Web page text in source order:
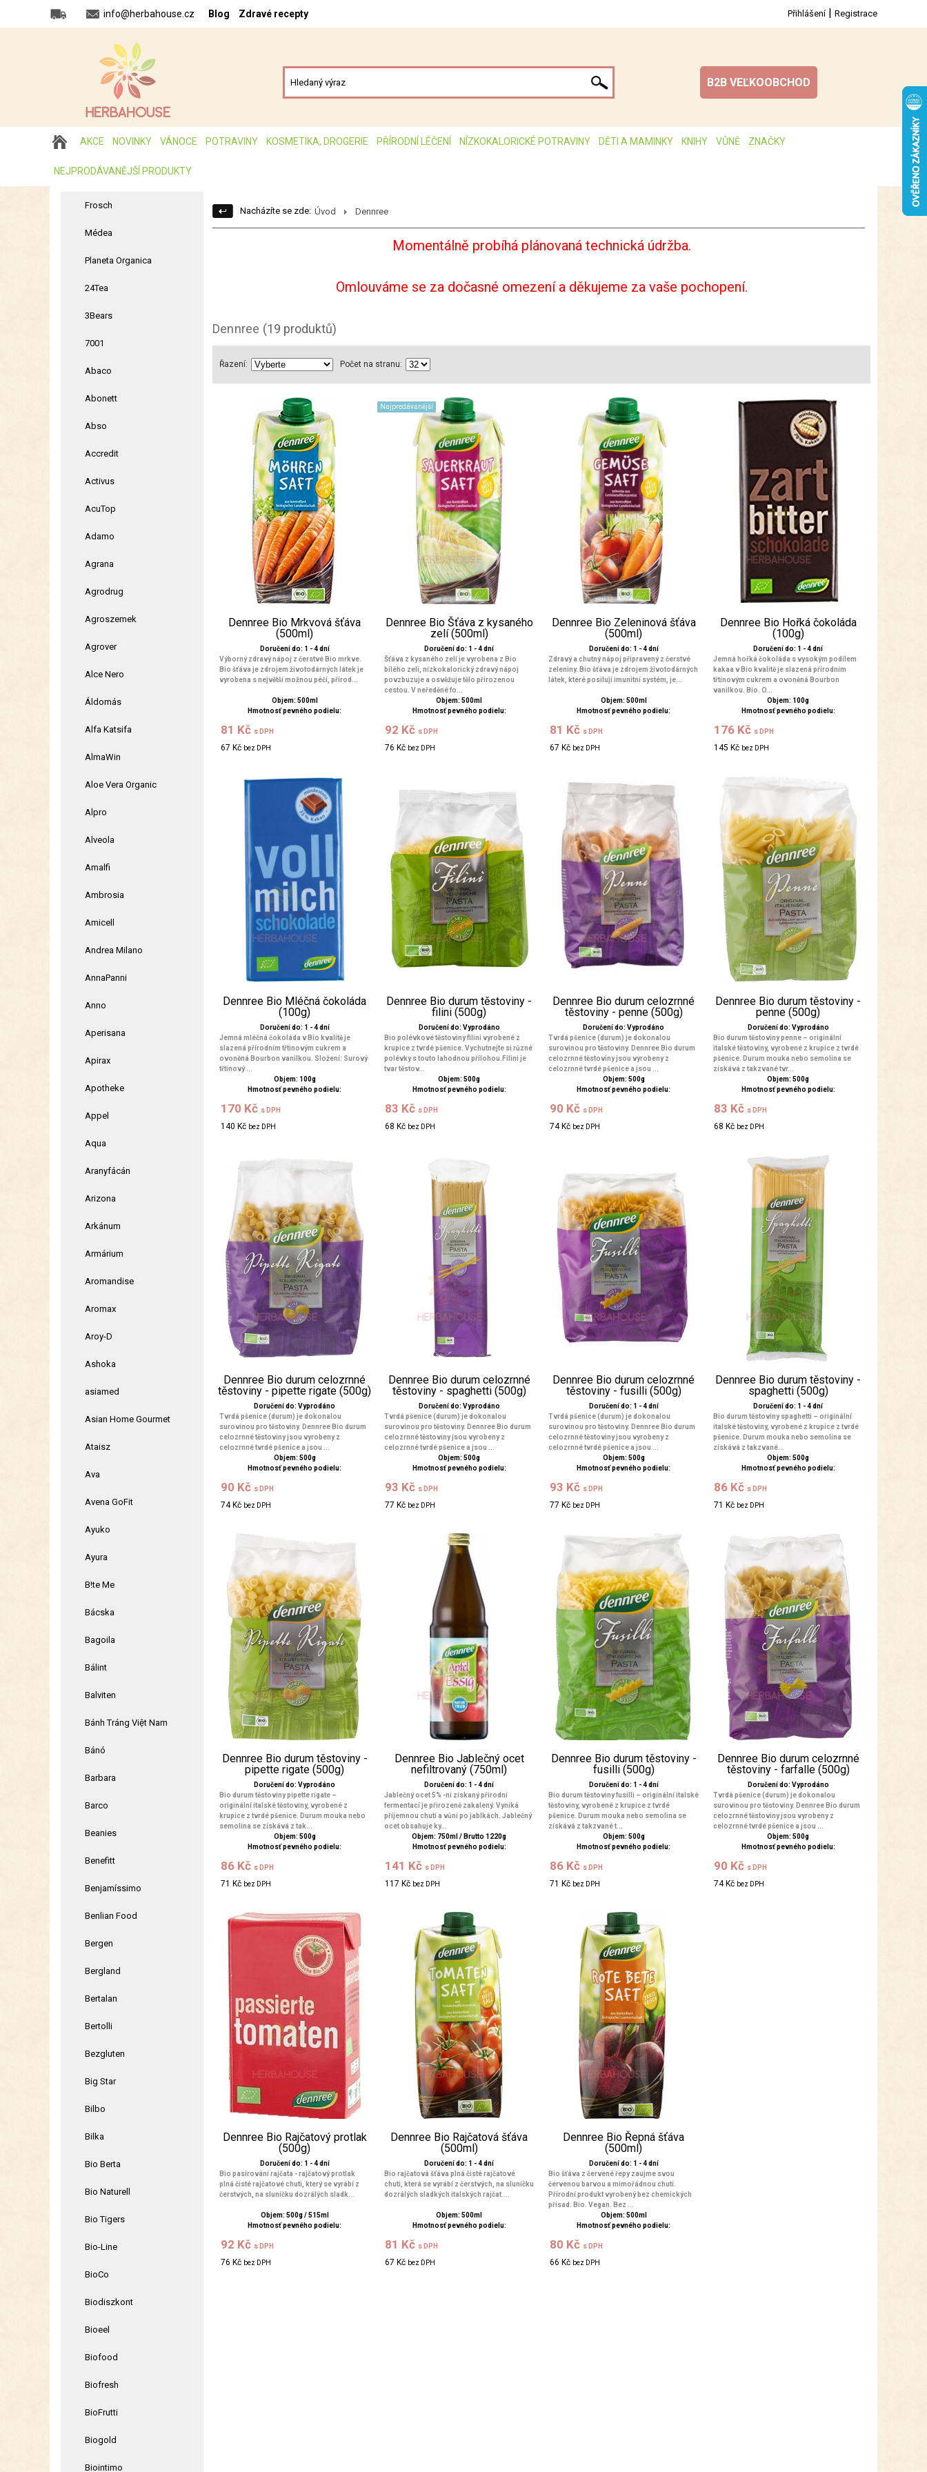
info@herbahouse.cz Blog Zdravé recepty Přihlášení| Registrace
B2B VEĽKOOBCHOD
AKCE NOVINKY VÁNOCE POTRAVINY KOSMETIKA, DROGERIE PŘÍRODNÍ LÉČENÍ NÍZKOKALORICKÉ POTRAVINY DĚTI A MAMINKY KNIHY VŮNĚ ZNAČKY
NEJPRODÁVANĚJŠÍ PRODUKTY
Frosch
Médea
Planeta Organica
24Tea
3Bears
7001
Abaco
Abonett
Abso
Accredit
Activus
AcuTop
Adamo
Agrana
Agrodrug
Agroszemek
Agrover
Alce Nero
Áldomás
Alfa Katsifa
AlmaWin
Aloe Vera Organic
Alpro
Alveola
Amalfi
Ambrosia
Amicell
Andrea Milano
AnnaPanni
Anno
Aperisana
Apirax
Apotheke
Appel
Aqua
Aranyfácán
Arizona
Arkánum
Armárium
Aromandise
Aromax
Aroy-D
Ashoka
asiamed
Asian Home Gourmet
Ataisz
Ava
Avena GoFit
Ayuko
Ayura
B!te Me
Bácska
Bagoila
Bálint
Balviten
Bánh Tráng Việt Nam
Bánó
Barbara
Barco
Beanies
Benefitt
Benjamíssimo
Benlian Food
Bergen
Bergland
Bertalan
Bertolli
Bezgluten
Big Star
Bilbo
Bilka
Bio Berta
Bio Naturell
Bio Tigers
Bio-Line
BioCo
Biodiszkont
Bioeel
Biofood
Biofresh
BioFrutti
Biogold
Biointimo
Nacházíte se zde: Úvod Dennree
Momentálně probíhá plánovaná technická údržba.
Omlouváme se za dočasné omezení a děkujeme za vaše pochopení.
Dennree (19 produktů)
Řazení: Počet na stranu:
Dennree Bio Mrkvová šťáva
(500ml)
Doručení do: 1 - 4 dní
Výborný zdravý nápoj z čerstvé Bio mrkve.
Bio šťáva je zdrojem životodárných látek je
vyrobena s největší možnou péčí, přírod...
Objem: 500ml
Hmotnosť pevného podielu:
81 Kč s DPH
67 Kč bez DPH
Najpredávanější
Dennree Bio Šťáva z kysaného
zelí (500ml)
Doručení do: 1 - 4 dní
Šťáva z kysaného zelí je vyrobena z Bio
bílého zelí, nízkokalorický zdravý nápoj
povzbuzuje a osvěžuje tělo přirozenou
cestou. V neředěné fo...
Objem: 500ml
Hmotnosť pevného podielu:
92 Kč s DPH
76 Kč bez DPH
Dennree Bio Zeleninová šťáva
(500ml)
Doručení do: 1 - 4 dní
Zdravý a chutný nápoj připravený z čerstvé
zeleniny. Bio šťáva je zdrojem životodárných
látek, které posilují imunitní systém, je...
Objem: 500ml
Hmotnosť pevného podielu:
81 Kč s DPH
67 Kč bez DPH
Dennree Bio Hořká čokoláda
(100g)
Doručení do: 1 - 4 dní
Jemná hořká čokoláda s vysokým podílem
kakaa v Bio kvalitě je slazená přírodním
třtinovým cukrem a ovoněná Bourbon
vanilkou. Bio. O...
Objem: 100g
Hmotnosť pevného podielu:
176 Kč s DPH
145 Kč bez DPH
Dennree Bio Mléčná čokoláda
(100g)
Doručení do: 1 - 4 dní
Jemná mléčná čokoláda v Bio kvalitě je
slazená přírodním třtinovým cukrem a
ovoněná Bourbon vanilkou. Složení: Surový
třtinový ...
Objem: 100g
Hmotnosť pevného podielu:
170 Kč s DPH
140 Kč bez DPH
Dennree Bio durum těstoviny -
filini (500g)
Doručení do: Vyprodáno
Bio polévkové těstoviny filini vyrobené z
krupice z tvrdé pšenice. Vychutnejte si různé
polévky s touto lahodnou přílohou.Filini je
tvar těstov...
Objem: 500g
Hmotnosť pevného podielu:
83 Kč s DPH
68 Kč bez DPH
Dennree Bio durum celozrnné
těstoviny - penne (500g)
Doručení do: Vyprodáno
Tvrdá pšenice (durum) je dokonalou
surovinou pro těstoviny. Dennree Bio durum
celozrnné těstoviny jsou vyrobeny z
celozrnné tvrdé pšenice a jsou ...
Objem: 500g
Hmotnosť pevného podielu:
90 Kč s DPH
74 Kč bez DPH
Dennree Bio durum těstoviny -
penne (500g)
Doručení do: Vyprodáno
Bio durum těstoviny penne – originální
italské těstoviny, vyrobené z krupice z tvrdé
pšenice. Durum mouka nebo semolina se
získává z takzvané tvr...
Objem: 500g
Hmotnosť pevného podielu:
83 Kč s DPH
68 Kč bez DPH
Dennree Bio durum celozrnné
těstoviny - pipette rigate (500g)
Doručení do: Vyprodáno
Tvrdá pšenice (durum) je dokonalou
surovinou pro těstoviny. Dennree Bio durum
celozrnné těstoviny jsou vyrobeny z
celozrnné tvrdé pšenice a jsou ...
Objem: 500g
Hmotnosť pevného podielu:
90 Kč s DPH
74 Kč bez DPH
Dennree Bio durum celozrnné
těstoviny - spaghetti (500g)
Doručení do: Vyprodáno
Tvrdá pšenice (durum) je dokonalou
surovinou pro těstoviny. Dennree Bio durum
celozrnné těstoviny jsou vyrobeny z
celozrnné tvrdé pšenice a jsou ...
Objem: 500g
Hmotnosť pevného podielu:
93 Kč s DPH
77 Kč bez DPH
Dennree Bio durum celozrnné
těstoviny - fusilli (500g)
Doručení do: 1 - 4 dní
Tvrdá pšenice (durum) je dokonalou
surovinou pro těstoviny. Dennree Bio durum
celozrnné těstoviny jsou vyrobeny z
celozrnné tvrdé pšenice a jsou ...
Objem: 500g
Hmotnosť pevného podielu:
93 Kč s DPH
77 Kč bez DPH
Dennree Bio durum těstoviny -
spaghetti (500g)
Doručení do: 1 - 4 dní
Bio durum těstoviny spaghetti – originální
italské těstoviny, vyrobené z krupice z tvrdé
pšenice. Durum mouka nebo semolina se
získává z takzvané...
Objem: 500g
Hmotnosť pevného podielu:
86 Kč s DPH
71 Kč bez DPH
Dennree Bio durum těstoviny -
pipette rigate (500g)
Doručení do: Vyprodáno
Bio durum těstoviny pipette rigate –
originální italské těstoviny, vyrobené z
krupice z tvrdé pšenice. Durum mouka nebo
semolina se získává z tak...
Objem: 500g
Hmotnosť pevného podielu:
86 Kč s DPH
71 Kč bez DPH
Dennree Bio Jablečný ocet
nefiltrovaný (750ml)
Doručení do: 1 - 4 dní
Jablečný ocet 5% -ní získaný přírodní
fermentací je přirozeně zakalený. Vyniká
příjemnou chutí a vůní po jablkách. Jablečný
ocet obsahuje ky...
Objem: 750ml / Brutto 1220g
Hmotnosť pevného podielu:
141 Kč s DPH
117 Kč bez DPH
Dennree Bio durum těstoviny -
fusilli (500g)
Doručení do: 1 - 4 dní
Bio durum těstoviny fusilli – originální italské
těstoviny, vyrobené z krupice z tvrdé
pšenice. Durum mouka nebo semolina se
získává z takzvané t...
Objem: 500g
Hmotnosť pevného podielu:
86 Kč s DPH
71 Kč bez DPH
Dennree Bio durum celozrnné
těstoviny - farfalle (500g)
Doručení do: Vyprodáno
Tvrdá pšenice (durum) je dokonalou
surovinou pro těstoviny. Dennree Bio durum
celozrnné těstoviny jsou vyrobeny z
celozrnné tvrdé pšenice a jsou ...
Objem: 500g
Hmotnosť pevného podielu:
90 Kč s DPH
74 Kč bez DPH
Dennree Bio Rajčatový protlak
(500g)
Doručení do: 1 - 4 dní
Bio pasírování rajčata - rajčatový protlak
plná čisté rajčatové chuti, který se vyrábí z
čerstvých, na sluníčku dozrálých sladk...
Objem: 500g / 515ml
Hmotnosť pevného podielu:
92 Kč s DPH
76 Kč bez DPH
Dennree Bio Rajčatová šťáva
(500ml)
Doručení do: 1 - 4 dní
Bio rajčatová šťáva plná čisté rajčatové
chuti, která se vyrábí z čerstvých, na sluníčku
dozrálých sladkých italských rajčat....
Objem: 500ml
Hmotnosť pevného podielu:
81 Kč s DPH
67 Kč bez DPH
Dennree Bio Řepná šťáva
(500ml)
Doručení do: 1 - 4 dní
Bio šťáva z červené řepy zaujme svou
červenou barvou a mimořádnou chutí.
Přírodní produkt vyrobený bez chemických
přísad. Bio. Vegan. Bez ...
Objem: 500ml
Hmotnosť pevného podielu:
80 Kč s DPH
66 Kč bez DPH